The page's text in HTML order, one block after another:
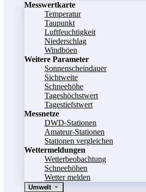
Messwertkarte
Temperatur
Taupunkt
Luftfeuchtigkeit
Niederschlag
Windböen
Weitere Parameter
Sonnenscheindauer
Sichtweite
Schneehöhe
Tageshöchstwert
Tagestiefstwert
Messnetze
DWD-Stationen
Amateur-Stationen
Stationen vergleichen
Wettermeldungen
Wetterbeobachtung
Schneehöhen
Wetter melden
Umwelt